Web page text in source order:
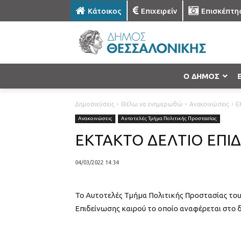
Κάτοικος Επιχειρείν
Ο ΔΗΜΟΣ
Δημοσιεύσεις Θέλω να ενημερωθώ Ανακοινώσεις
Ανακοινώσεις Αυτοτελές Τμήμα Πολιτικής Προστασίας
ΕΚΤΑΚΤΟ ΔΕΛΤΙΟ
04/03/2022 14:34
Το Αυτοτελές Τμήμα Πολιτικής Προστασίας
Επιδείνωσης καιρού το οποίο αναφέρεται